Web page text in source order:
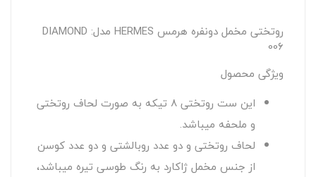
روتختی مخمل دونفره هرمس HERMES مدل: DIAMOND
006
ویژگی محصول
این ست روتختی 8 تیکه به صورت لحاف روتختی
و ملحفه میباشد.
لحاف روتختی و دو عدد روبالشتی و دو عدد کوسن
از جنس مخمل ژاکارد به رنگ طوسی تیره میباشد،